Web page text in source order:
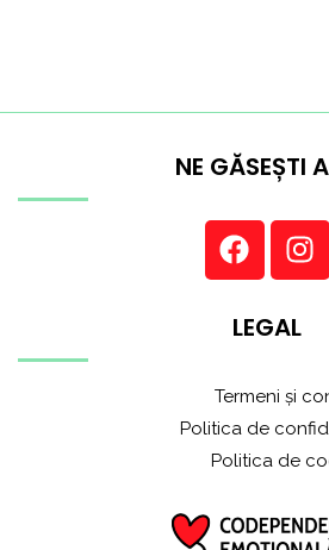
LEGAL
Termeni și
Politica de
Politica de
NE GĂSEȘTI